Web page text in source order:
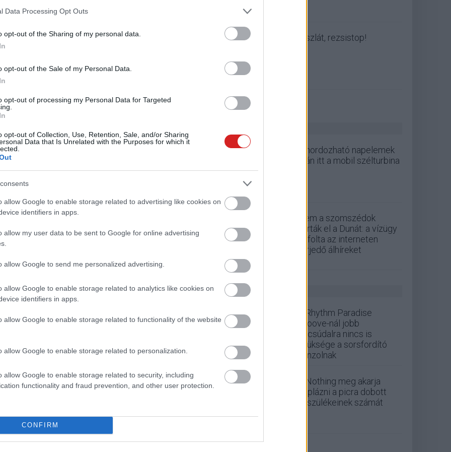
Data Processing Opt Outs
opt-out of the Sharing of my personal data.
opt-out of the Sale of my Personal Data.
opt-out of processing my Personal Data for Targeted
opt-out of Collection, Use, Retention, Sale, and/or Sharing
Data that Is Unrelated with the Purposes for which it
allow Google to enable storage related to advertising like cookies on
identifiers in apps.
allow my user data to be sent to Google for online advertising
allow Google to send me personalized advertising.
allow Google to enable storage related to analytics like cookies on
identifiers in apps.
allow Google to enable storage related to functionality of the website
allow Google to enable storage related to personalization.
allow Google to enable storage related to security, including
functionality and fraud prevention, and other user protection.
CONFIRM
IP68 és IP69 por és vízvédelmet kapott, a
amit egy ultraszonikus ujjlenyomat olvasóval lehet
megcáfolni a fenti szivárgást, de a szeptember 24
kiderül majd.
balatoni kardioösvény (X)
#mobil
Tetszik
drága, és senki sem
laptopéval vetekedik, miközben alig
Viszlát, rezsistop!
A hordozható napelemek
után itt a mobil szélturbina
Nem a szomszédok
zárták el a Dunát: a vízügy
cáfolta az interneten
terjedő álhíreket
GS HÍREK
A Rhythm Paradise
Groove-nál jobb
búcsúdalra nincs is
szüksége a sorsfordító
konzolnak
A Nothing meg akarja
duplázni a picra dobott
készülékeinek számát